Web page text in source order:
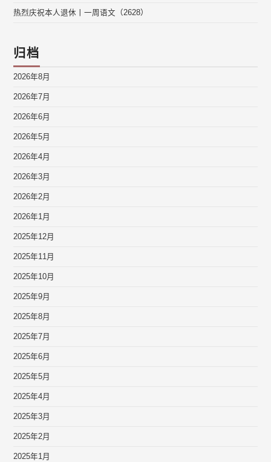
热烈庆祝本人退休丨一周语文（2628）
归档
2026年8月
2026年7月
2026年6月
2026年5月
2026年4月
2026年3月
2026年2月
2026年1月
2025年12月
2025年11月
2025年10月
2025年9月
2025年8月
2025年7月
2025年6月
2025年5月
2025年4月
2025年3月
2025年2月
2025年1月